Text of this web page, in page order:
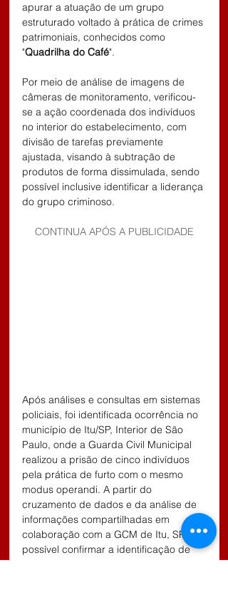
apurar a atuação de um grupo
estruturado voltado à prática de crimes
patrimoniais, conhecidos como
"Quadrilha do Café".
Por meio de análise de imagens de
câmeras de monitoramento, verificou-
se a ação coordenada dos indivíduos
no interior do estabelecimento, com
divisão de tarefas previamente
ajustada, visando à subtração de
produtos de forma dissimulada, sendo
possível inclusive identificar a liderança
do grupo criminoso.
CONTINUA APÓS A PUBLICIDADE
Após análises e consultas em sistemas
policiais, foi identificada ocorrência no
município de Itu/SP, Interior de São
Paulo, onde a Guarda Civil Municipal
realizou a prisão de cinco indivíduos
pela prática de furto com o mesmo
modus operandi. A partir do
cruzamento de dados e da análise de
informações compartilhadas em
colaboração com a GCM de Itu, SP foi
possível confirmar a identificação de